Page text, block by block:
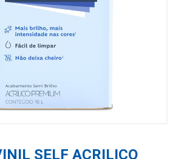
SELF ACRILICO